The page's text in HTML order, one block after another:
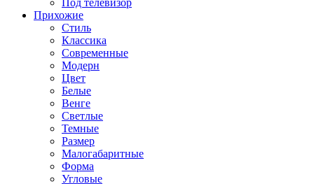
Под телевизор
Прихожие
Стиль
Классика
Современные
Модерн
Цвет
Белые
Венге
Светлые
Темные
Размер
Малогабаритные
Форма
Угловые